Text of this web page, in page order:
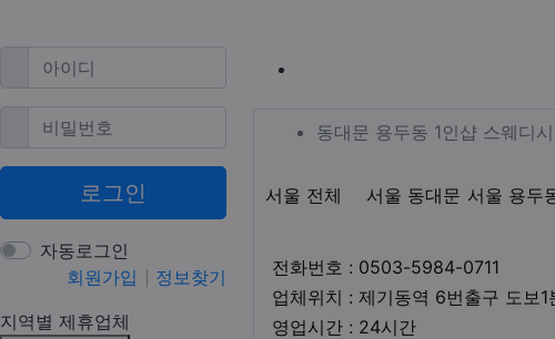
동대문 제기동
업체 정보
동대문 용두동
동대문 용두동 1인샵 스웨디
서울 전체 서울 동대문 서울 용두
지역1
테마
전화번호 : 0503-5984-0711
업체위치 : 제기동역 6번출구 도보1
영업시간 : 24시간영업시간
아이디 필수
비밀번호필수
로그인
자동로그인
회원가입
정보찾기
지역별 제휴업체